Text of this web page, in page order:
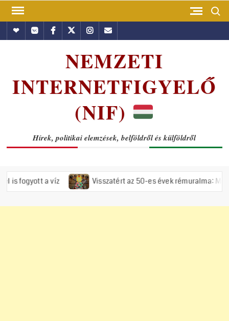
Skip
contentHundubVkontakte
Facebook
TwitterInstagram
Email
NEMZETI
INTERNETFIGYELŐ
(NIF)
Hírek, politikai elemzések, belföldről és külföldről
Visszatért az 50-es évek rémuralma: Megszavazta az